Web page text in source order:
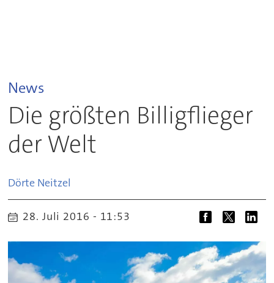
News
Die größten Billigflieger
der Welt
Dörte Neitzel
28. Juli 2016 - 11:53